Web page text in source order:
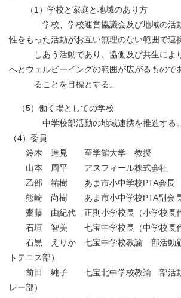
（1）学校と家庭と地域のあり方
学校、学校運営協議会及び地域の活動
性をもった活動がお互い無理のない範囲で連
しあう活動であり、協働及び共生によ
へとウェルビーイングの範囲が広がるもので
ることを目標とする。
（5）働く場としての学校
中学校部活動の地域連携を推進する。
（4）委員
鈴木 達見 至学館大学 教授
山本 周平 アスフィール株式会社
乙部 祐樹 あま市小中学校PTA会長
熊崎 尚樹 あま市小中学校PTA副会
齋藤 由紀代 正則小学校長（小学校長代
石垣 智美 七宝中学校長（中学校長代
石黒 えりか 七宝中学校教諭 部活動顧
トテニス部）
前田 純子 七宝北中学校教諭 部活動
レー部）